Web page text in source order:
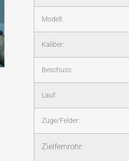
Modell:
Kaliber:
Beschuss:
Lauf:
Züge/Felder:
Zielfernrohr: